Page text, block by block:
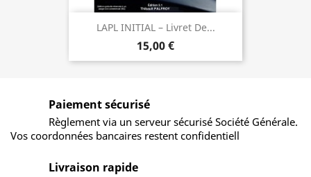
LAPL INITIAL – Livret De...
15,00 €
Paiement sécurisé
Règlement via un serveur sécurisé Société Générale.
Vos coordonnées bancaires restent confidentiell
Livraison rapide